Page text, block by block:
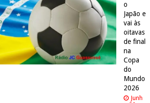
o
Japão e
vai às
oitavas
de final
na
Copa
do
Mundo
2026
Junh